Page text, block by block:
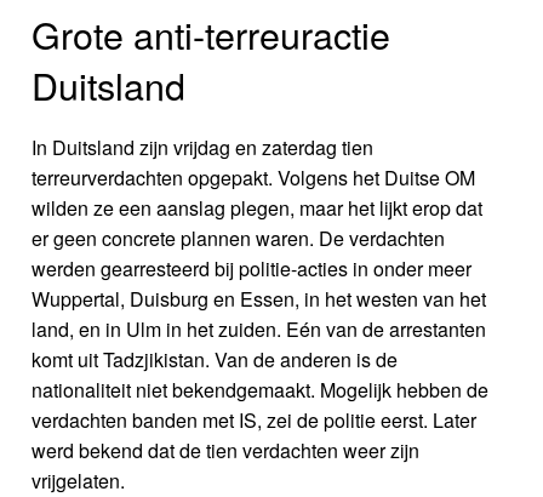
Grote anti-terreuractie
Duitsland
In Duitsland zijn vrijdag en zaterdag tien
terreurverdachten opgepakt. Volgens het Duitse OM
wilden ze een aanslag plegen, maar het lijkt erop dat
er geen concrete plannen waren. De verdachten
werden gearresteerd bij politie-acties in onder meer
Wuppertal, Duisburg en Essen, in het westen van het
land, en in Ulm in het zuiden. Eén van de arrestanten
komt uit Tadzjikistan. Van de anderen is de
nationaliteit niet bekendgemaakt. Mogelijk hebben de
verdachten banden met IS, zei de politie eerst. Later
werd bekend dat de tien verdachten weer zijn
vrijgelaten.